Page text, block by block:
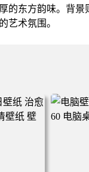
的东方韵味。背
艺术氛围。